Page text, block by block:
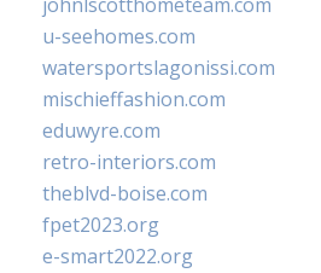
u-seehomes.com
watersportslagonissi.com
mischieffashion.com
eduwyre.com
retro-interiors.com
theblvd-boise.com
fpet2023.org
e-smart2022.org